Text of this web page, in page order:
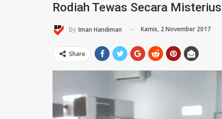
Rodiah Tewas Secara Misterius
By Iman Handiman Kamis, 2 November 2017
Share